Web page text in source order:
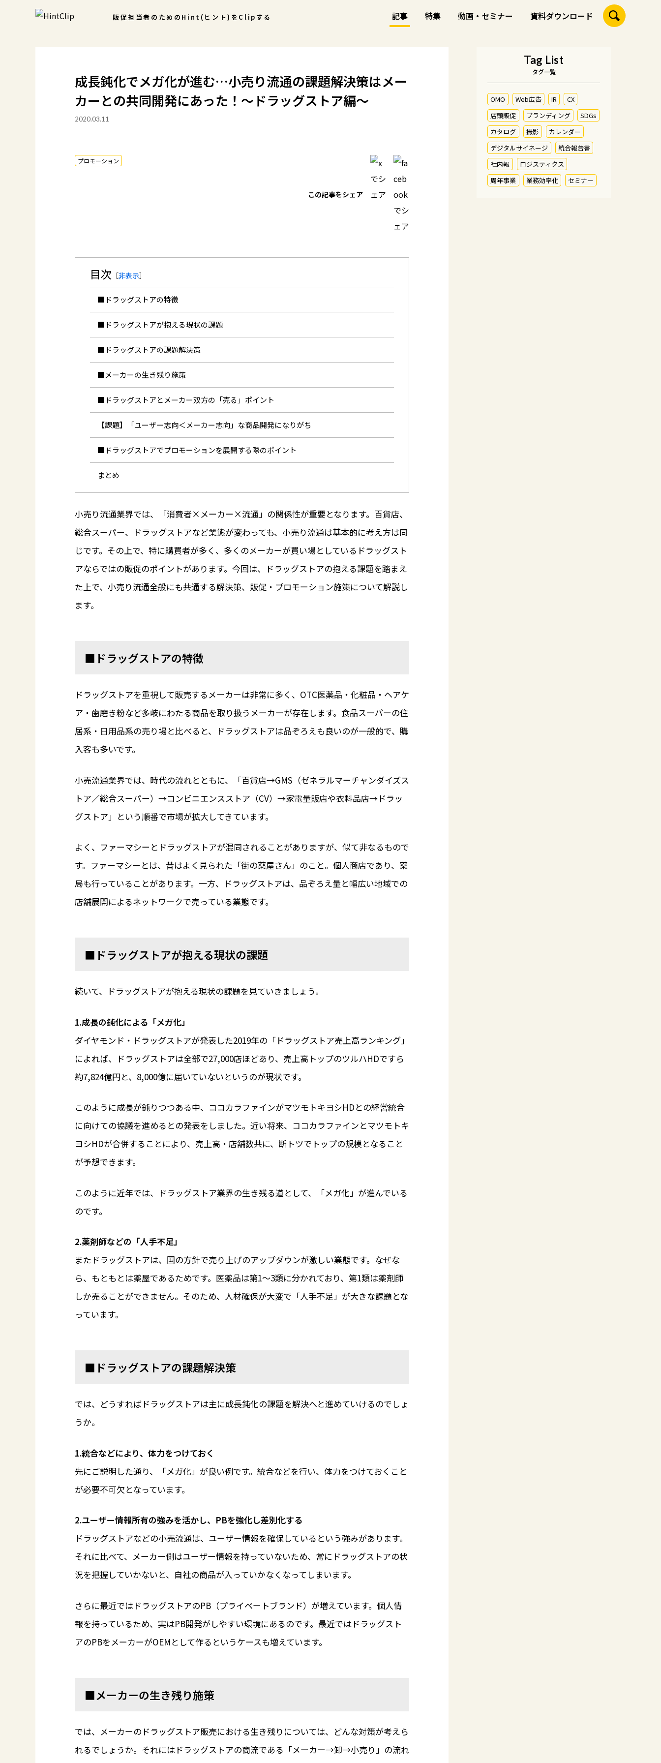
販促担当者のための Hint(ヒント)をClipする 記事 特集 動画・セミナー 資料ダウンロード
成長鈍化でメガ化が進む…小売り流通の課題解決策はメー
カーとの共同開発にあった！～ドラッグストア編～
2020.03.11
プロモーション
この記事をシェア
目次 ［非表示］
■ドラッグストアの特徴
■ドラッグストアが抱える現状の課題
■ドラッグストアの課題解決策
■メーカーの生き残り施策
■ドラッグストアとメーカー双方の「売る」ポイント
【課題】「ユーザー志向＜メーカー志向」な商品開発になりがち
■ドラッグストアでプロモーションを展開する際のポイント
まとめ
小売り流通業界では、「消費者×メーカー×流通」の関係性が重要となります。百貨店、
総合スーパー、ドラッグストアなど業態が変わっても、小売り流通は基本的に考え方は同
じです。その上で、特に購買者が多く、多くのメーカーが買い場としているドラッグスト
アならではの販促のポイントがあります。今回は、ドラッグストアの抱える課題を踏まえ
た上で、小売り流通全般にも共通する解決策、販促・プロモーション施策について解説し
ます。
■ドラッグストアの特徴
ドラッグストアを重視して販売するメーカーは非常に多く、OTC医薬品・化粧品・ヘアケ
ア・歯磨き粉など多岐にわたる商品を取り扱うメーカーが存在します。食品スーパーの住
居系・日用品系の売り場と比べると、ドラッグストアは品ぞろえも良いのが一般的で、購
入客も多いです。
小売流通業界では、時代の流れとともに、「百貨店→GMS（ゼネラルマーチャンダイズス
トア／総合スーパー）→コンビニエンスストア（CV）→家電量販店や衣料品店→ドラッ
グストア」という順番で市場が拡大してきています。
よく、ファーマシーとドラッグストアが混同されることがありますが、似て非なるもので
す。ファーマシーとは、昔はよく見られた「街の薬屋さん」のこと。個人商店であり、薬
局も行っていることがあります。一方、ドラッグストアは、品ぞろえ量と幅広い地域での
店舗展開によるネットワークで売っている業態です。
■ドラッグストアが抱える現状の課題
続いて、ドラッグストアが抱える現状の課題を見ていきましょう。
1.成長の鈍化による「メガ化」
ダイヤモンド・ドラッグストアが発表した2019年の「ドラッグストア売上高ランキング」
によれば、ドラッグストアは全部で27,000店ほどあり、売上高トップのツルハHDですら
約7,824億円と、8,000億に届いていないというのが現状です。
このように成長が鈍りつつある中、ココカラファインがマツモトキヨシHDとの経営統合
に向けての協議を進めるとの発表をしました。近い将来、ココカラファインとマツモトキ
ヨシHDが合併することにより、売上高・店舗数共に、断トツでトップの規模となること
が予想できます。
このように近年では、ドラッグストア業界の生き残る道として、「メガ化」が進んでいる
のです。
2.薬剤師などの「人手不足」
またドラッグストアは、国の方針で売り上げのアップダウンが激しい業態です。なぜな
ら、もともとは薬屋であるためです。医薬品は第1～3類に分かれており、第1類は薬剤師
しか売ることができません。そのため、人材確保が大変で「人手不足」が大きな課題とな
っています。
■ドラッグストアの課題解決策
では、どうすればドラッグストアは主に成長鈍化の課題を解決へと進めていけるのでしょ
うか。
1.統合などにより、体力をつけておく
先にご説明した通り、「メガ化」が良い例です。統合などを行い、体力をつけておくこと
が必要不可欠となっています。
2.ユーザー情報所有の強みを活かし、PBを強化し差別化する
ドラッグストアなどの小売流通は、ユーザー情報を確保しているという強みがあります。
それに比べて、メーカー側はユーザー情報を持っていないため、常にドラッグストアの状
況を把握していかないと、自社の商品が入っていかなくなってしまいます。
さらに最近ではドラッグストアのPB（プライベートブランド）が増えています。個人情
報を持っているため、実はPB開発がしやすい環境にあるのです。最近ではドラッグスト
アのPBをメーカーがOEMとして作るというケースも増えています。
■メーカーの生き残り施策
では、メーカーのドラッグストア販売における生き残りについては、どんな対策が考えら
れるでしょうか。それにはドラッグストアの商流である「メーカー→卸→小売り」の流れ
Tag List
タグ一覧
OMO Web広告 IR
CX
店頭販促
ブランディング
SDGs
カタログ
撮影
カレンダー
デジタルサイネージ
統合報告書
社内報
ロジスティクス
周年事業
業務効率化 セミナー